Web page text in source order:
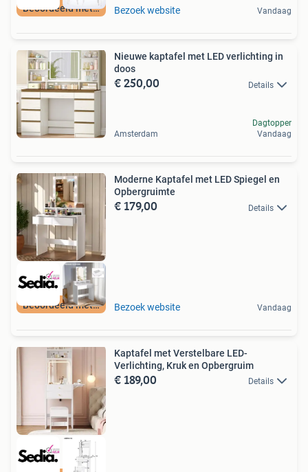
Beoordeeld met 9+ Bezoek website Vandaag
Nieuwe kaptafel met LED verlichting in
doos
€ 250,00 Details
Amsterdam
Dagtopper
Vandaag
Beoordeeld met 9+
Moderne Kaptafel met LED Spiegel en
Opbergruimte
€ 179,00 Details
Bezoek website Vandaag
Kaptafel met Verstelbare LED-
Verlichting, Kruk en Opbergruim
€ 189,00 Details